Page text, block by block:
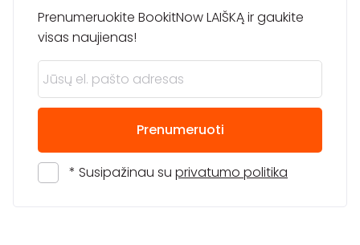
Prenumeruokite BookitNow LAIŠKĄ ir gaukite
visas naujienas!
Prenumeruoti
* Susipažinau su privatumo politika